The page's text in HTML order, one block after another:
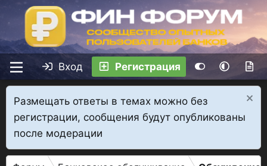
Вход Регистрация
Размещать ответы в темах можно без
регистрации, сообщения будут опубликованы
после модерации